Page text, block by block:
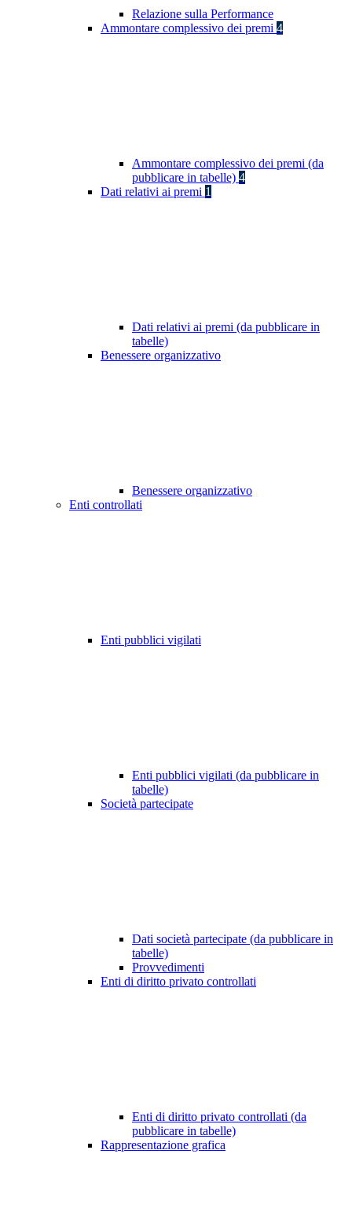
Relazione sulla Performance
Ammontare complessivo dei premi 4
Ammontare complessivo dei premi (da
pubblicare in tabelle) 4
Dati relativi ai premi 1
Dati relativi ai premi (da pubblicare in
tabelle)
Benessere organizzativo
Benessere organizzativo
Enti controllati
Enti pubblici vigilati
Enti pubblici vigilati (da pubblicare in
tabelle)
Società partecipate
Dati società partecipate (da pubblicare in
tabelle)
Provvedimenti
Enti di diritto privato controllati
Enti di diritto privato controllati (da
pubblicare in tabelle)
Rappresentazione grafica